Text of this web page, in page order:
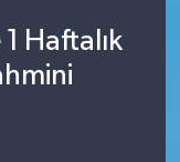
Haftalık